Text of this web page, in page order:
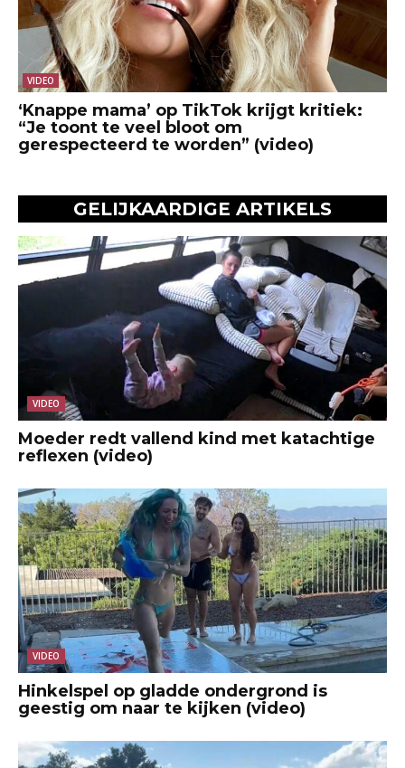
VIDEO
‘Knappe mama’ op TikTok krijgt kritiek:
“Je toont te veel bloot om
gerespecteerd te worden” (video)
GELIJKAARDIGE ARTIKELS
VIDEO
Moeder redt vallend kind met katachtige
reflexen (video)
VIDEO
Hinkelspel op gladde ondergrond is
geestig om naar te kijken (video)